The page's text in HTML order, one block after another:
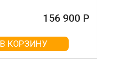
156 900 Р
В КОРЗИНУ